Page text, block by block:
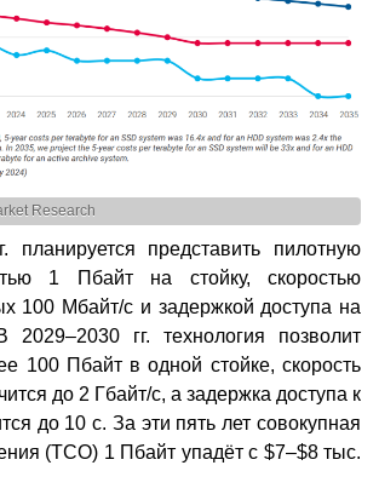
Research
планируется представить пилотную
1 Пбайт на стойку, скоростью
100 Мбайт/с и задержкой доступа на
гг. технология позволит
100 Пбайт в одной стойке, скорость
до 2 Гбайт/с, а задержка доступа к
до 10 с. За эти пять лет совокупная
(TCO) 1 Пбайт упадёт с $7–$8 тыс.